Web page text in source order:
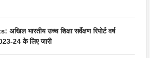
भारतीय उच्च शिक्षा सर्वेक्षण रिपोर्ट वर्ष
24 के लिए जारी